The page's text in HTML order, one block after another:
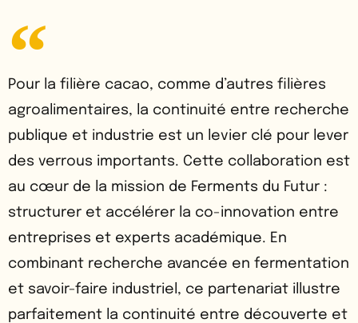
Pour la filière cacao, comme d’autres filières
agroalimentaires, la continuité entre recherche
publique et industrie est un levier clé pour lever
des verrous importants. Cette collaboration est
au cœur de la mission de Ferments du Futur :
structurer et accélérer la co-innovation entre
entreprises et experts académique. En
combinant recherche avancée en fermentation
et savoir-faire industriel, ce partenariat illustre
parfaitement la continuité entre découverte et